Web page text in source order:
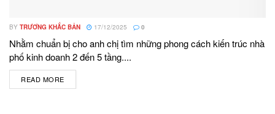
BY TRƯƠNG KHẮC BẢN 17/12/2025 0
Nhằm chuẩn bị cho anh chị tìm những phong cách kiến trúc nhà
phố kinh doanh 2 đến 5 tầng....
READ MORE